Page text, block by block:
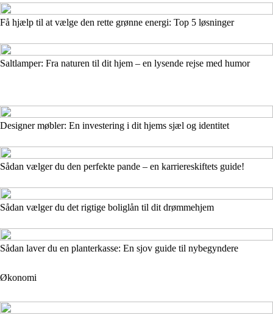
Få hjælp til at vælge den rette grønne energi: Top 5 løsninger
Saltlamper: Fra naturen til dit hjem – en lysende rejse med humor
Designer møbler: En investering i dit hjems sjæl og identitet
Sådan vælger du den perfekte pande – en karriereskiftets guide!
Sådan vælger du det rigtige boliglån til dit drømmehjem
Sådan laver du en planterkasse: En sjov guide til nybegyndere
Økonomi